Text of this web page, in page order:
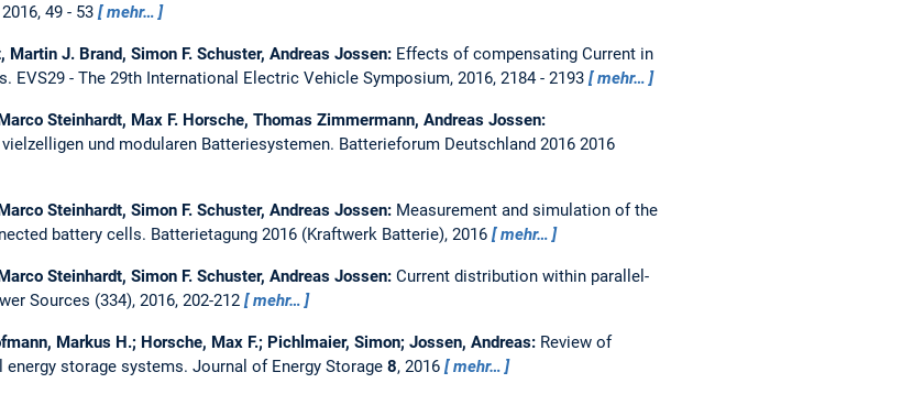
49 - 53
mehr…
J. Brand, Simon F. Schuster, Andreas Jossen: Effects of compensating Current in
EVS29 - The 29th International Electric Vehicle Symposium, 2016, 2184 - 2193 mehr…
Steinhardt, Max F. Horsche, Thomas Zimmermann, Andreas Jossen:
und modularen Batteriesystemen. Batterieforum Deutschland 2016 2016
Steinhardt, Simon F. Schuster, Andreas Jossen: Measurement and simulation of the
battery cells. Batterietagung 2016 (Kraftwerk Batterie), 2016 mehr…
Steinhardt, Simon F. Schuster, Andreas Jossen: Current distribution within parallel-
Sources (334), 2016, 202-212 mehr…
Markus H.; Horsche, Max F.; Pichlmaier, Simon; Jossen, Andreas: Review of
storage systems. Journal of Energy Storage 8, 2016 mehr…